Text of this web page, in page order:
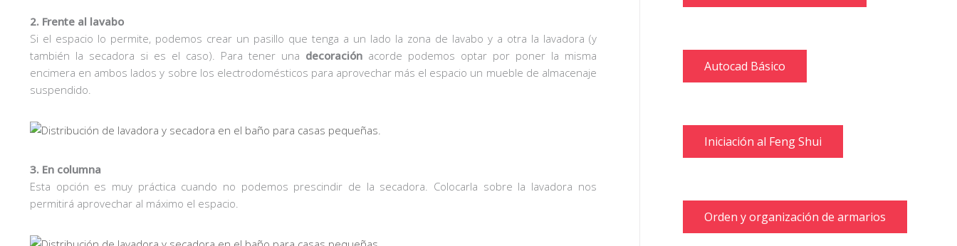
2. Frente al lavabo
Si el espacio lo permite, podemos crear un pasillo que tenga a un lado la zona de lavabo y a otra la lavadora (y
también la secadora si es el caso). Para tener una decoraciónacorde podemos optar por poner la misma
encimera en ambos lados y sobre los electrodomésticos para aprovechar más el espacio un mueble de almacenaje
suspendido.
3. En columna
Esta opción es muy práctica cuando no podemos prescindir de la secadora. Colocarla sobre la lavadora nos
permitirá aprovechar al máximo el espacio.
Autocad Básico
Iniciación al Feng Shui
Orden y organización de armarios